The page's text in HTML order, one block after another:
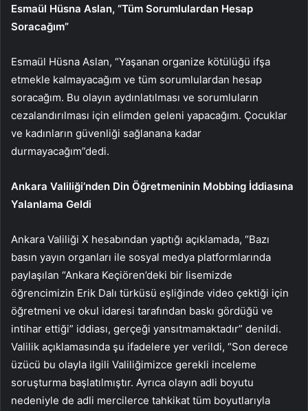
Esmaül Hüsna Aslan, “Tüm Sorumlulardan Hesap
Soracağım”
Esmaül Hüsna Aslan, “Yaşanan organize kötülüğü ifşa
etmekle kalmayacağım ve tüm sorumlulardan hesap
soracağım. Bu olayın aydınlatılması ve sorumluların
cezalandırılması için elimden geleni yapacağım. Çocuklar
ve kadınların güvenliği sağlanana kadar
durmayacağım”dedi.
Ankara Valiliği’nden Din Öğretmeninin Mobbing İddiasına
Yalanlama Geldi
Ankara Valiliği X hesabından yaptığı açıklamada, “Bazı
basın yayın organları ile sosyal medya platformlarında
paylaşılan “Ankara Keçiören’deki bir lisemizde
öğrencimizin Erik Dalı türküsü eşliğinde video çektiği için
öğretmeni ve okul idaresi tarafından baskı gördüğü ve
intihar ettiği” iddiası, gerçeği yansıtmamaktadır” denildi.
Valilik açıklamasında şu ifadelere yer verildi, “Son derece
üzücü bu olayla ilgili Valiliğimizce gerekli inceleme
soruşturma başlatılmıştır. Ayrıca olayın adli boyutu
nedeniyle de adli mercilerce tahkikat tüm boyutlarıyla